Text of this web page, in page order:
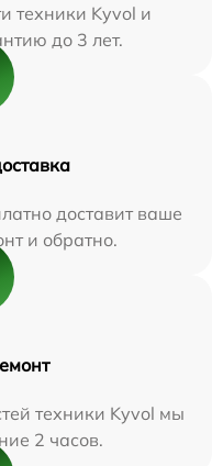
техники Kyvol и
до 3 лет.
доставит ваше
и обратно.
техники Kyvol мы
2 часов.